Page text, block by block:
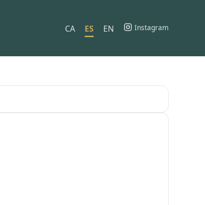
CA ES EN Instagram